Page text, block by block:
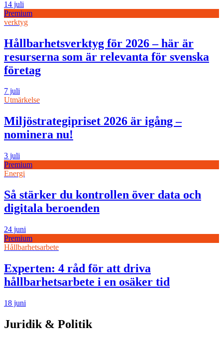
14 juli
Premium
verktyg
Hållbarhetsverktyg för 2026 – här är
resurserna som är relevanta för svenska
företag
7 juli
Utmärkelse
Miljöstrategipriset 2026 är igång –
nominera nu!
3 juli
Premium
Energi
Så stärker du kontrollen över data och
digitala beroenden
24 juni
Premium
Hållbarhetsarbete
Experten: 4 råd för att driva
hållbarhetsarbete i en osäker tid
18 juni
Juridik & Politik